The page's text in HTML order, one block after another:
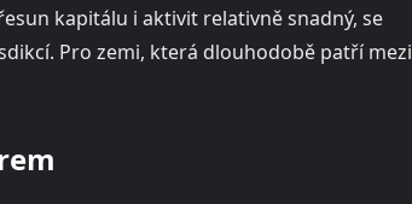
kapitálu i aktivit relativně snadný, se
Pro zemi, která dlouhodobě patří mezi